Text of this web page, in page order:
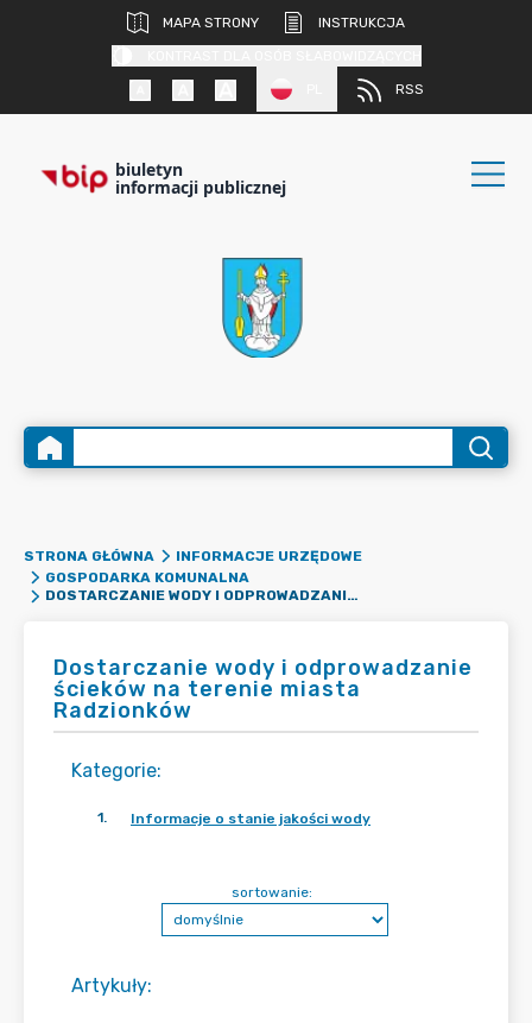
MAPA STRONY
INSTRUKCJA
RSS
biuletyn
informacji publicznej
STRONA GŁÓWNA
INFORMACJE URZĘDOWE
GOSPODARKA KOMUNALNA
DOSTARCZANIE WODY I ODPROWADZANIE ŚCIEKÓW NA TERENIE MIASTA RADZIONKÓW
Dostarczanie wody i odprowadzanie
ścieków na terenie miasta
Radzionków
Kategorie:
1. Informacje o stanie jakości wody
Artykuły:
sortowanie: